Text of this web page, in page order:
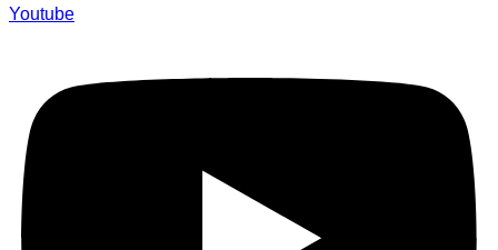
Youtube